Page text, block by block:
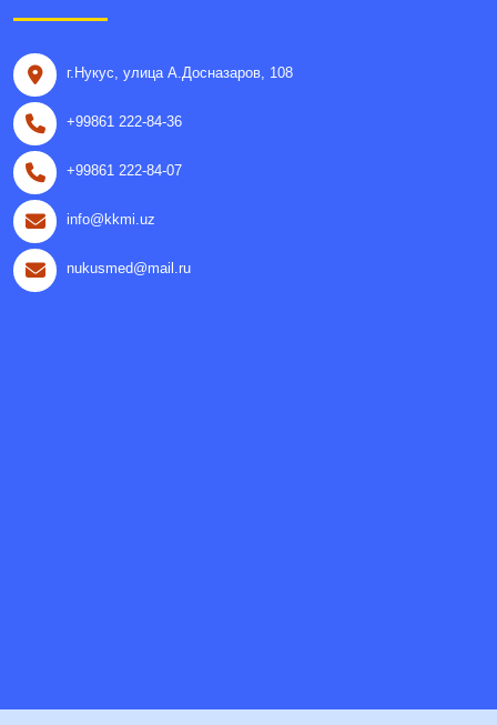
г.Нукус, улица A.Досназаров, 108
+99861 222-84-36
+99861 222-84-07
info@kkmi.uz
nukusmed@mail.ru